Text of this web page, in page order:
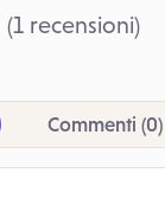
(1 recensioni)
Commenti (0)